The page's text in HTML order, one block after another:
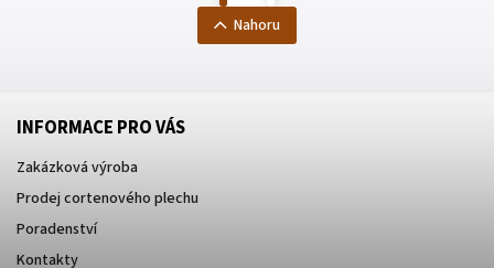
Nahoru
INFORMACE PRO VÁS
Zakázková výroba
Prodej cortenového plechu
Poradenství
Kontakty